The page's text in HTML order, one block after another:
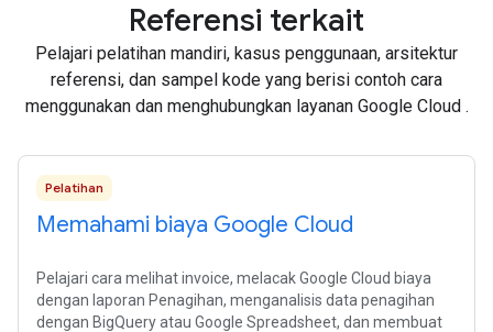
Referensi terkait
Pelajari pelatihan mandiri, kasus penggunaan, arsitektur
referensi, dan sampel kode yang berisi contoh cara
menggunakan dan menghubungkan layanan Google Cloud .
Pelatihan
Memahami biaya Google Cloud
Pelajari cara melihat invoice, melacak Google Cloud biaya
dengan laporan Penagihan, menganalisis data penagihan
dengan BigQuery atau Google Spreadsheet, dan membuat